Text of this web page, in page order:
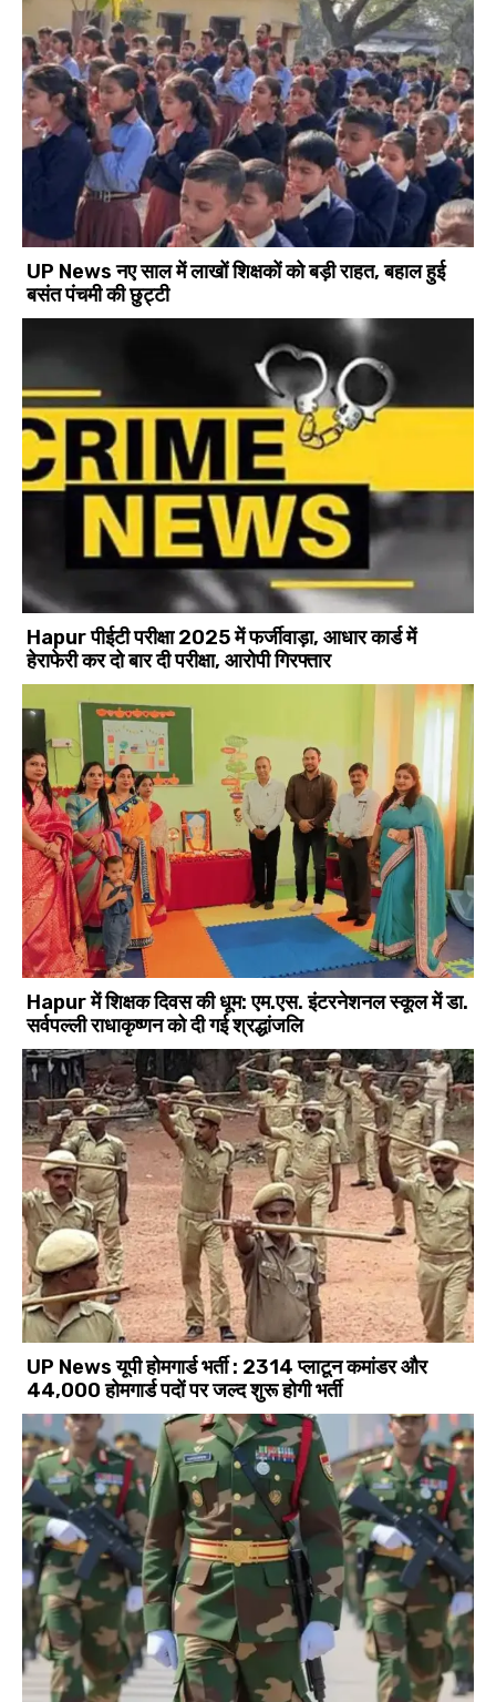
UP News नए साल में लाखों शिक्षकों को बड़ी राहत, बहाल हुई
बसंत पंचमी की छुट्टी
Hapur पीईटी परीक्षा 2025 में फर्जीवाड़ा, आधार कार्ड में
हेराफेरी कर दो बार दी परीक्षा, आरोपी गिरफ्तार
Hapur में शिक्षक दिवस की धूम: एम.एस. इंटरनेशनल स्कूल में डा.
सर्वपल्ली राधाकृष्णन को दी गई श्रद्धांजलि
UP News यूपी होमगार्ड भर्ती : 2314 प्लाटून कमांडर और
44,000 होमगार्ड पदों पर जल्द शुरू होगी भर्ती